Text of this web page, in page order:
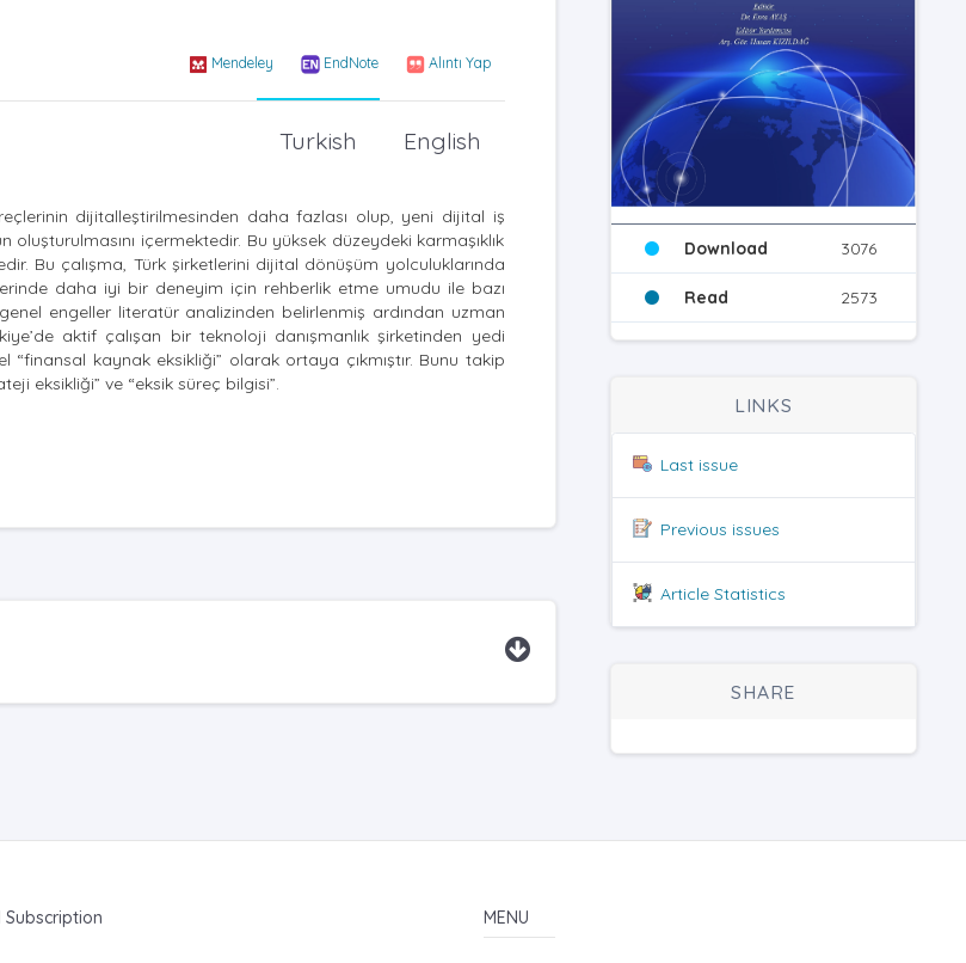
Mendeley EndNote Alıntı Yap
English
Turkish
dijitalleştirilmesinden daha fazlası olup, yeni dijital iş
içermektedir. Bu yüksek düzeydeki karmaşıklık
Bu çalışma, Türk şirketlerini dijital dönüşüm yolculuklarında
daha iyi bir deneyim için rehberlik etme umudu ile bazı
engeller literatür analizinden belirlenmiş ardından uzman
aktif çalışan bir teknoloji danışmanlık şirketinden yedi
kaynak eksikliği” olarak ortaya çıkmıştır. Bunu takip
eksikliği” ve “eksik süreç bilgisi”.
Download 3076
Read 2573
LINKS
Last issue
Previous issues
Article Statistics
SHARE
Subscription MENU